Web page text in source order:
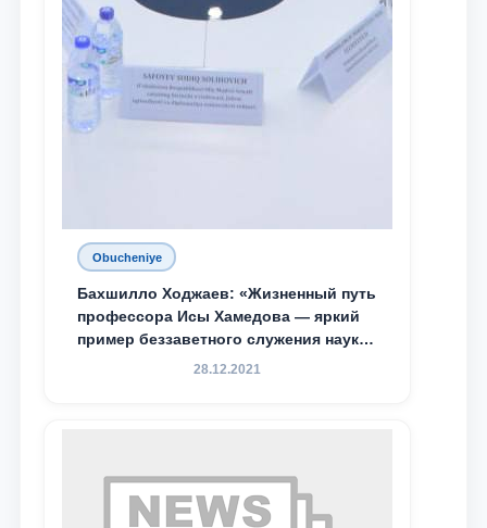
Obucheniye
Бахшилло Ходжаев: «Жизненный путь
профессора Исы Хамедова — яркий
пример беззаветного служения науке,
Родине и воспитанию молодого
28.12.2021